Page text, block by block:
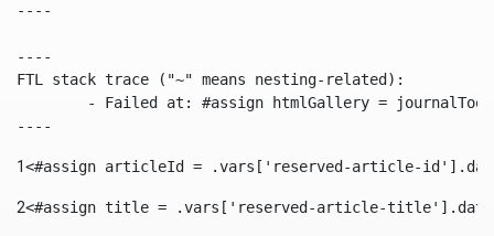
----
----
FTL stack trace ("~" means nesting-related):
----
1<#assign articleId = .vars['reserved-article-
2<#assign title = .vars['reserved-article-